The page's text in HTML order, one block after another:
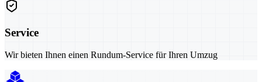
Service
Wir bieten Ihnen einen Rundum-Service für Ihren Umzug